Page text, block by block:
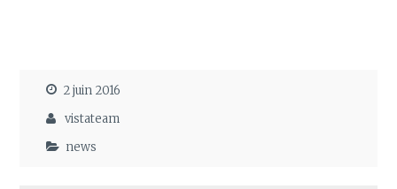
2 juin 2016
vistateam
news